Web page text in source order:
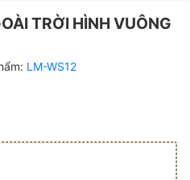
TRỜI HÌNH VUÔNG
LM-WS12